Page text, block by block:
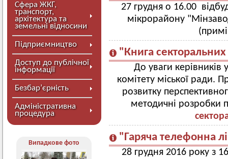
Сфера ЖКГ,
транспорт,
архітектура та
земельні відносини
Підприємництво
Доступ до публічної
інформації
Безбар’єрність
Адміністративна
процедура
Випадкове фото
27 грудня о 16.00
мікрорайону
"Книга секторальних
До уваги керівників
комітету міської ради.
розвитку
методичні розробки
"Гаряча телефонна
28 грудня 2016 року з